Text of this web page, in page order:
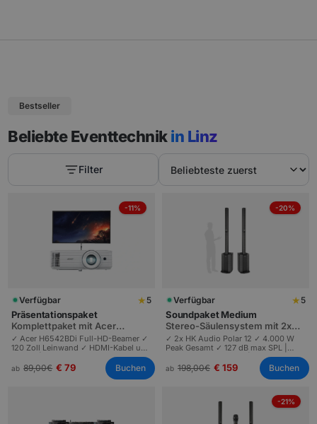
Bestseller
Beliebte Eventtechnikin Linz
Filter
-11%
Verfügbar ★ 5
Präsentationspaket
Komplettpaket mit Acer
Beamer plus 120 Zoll Leinwand
✓ Acer H6542BDi Full-HD-Beamer ✓
120 Zoll Leinwand ✓ HDMI-Kabel und
Präsentationslösung | Konferenzen
10 bis 100 Personen.
ab 89,00€ € 79 Buchen
-20%
Verfügbar ★ 5
Soundpaket Medium
Stereo-Säulensystem mit 2x
HK Polar 12, 4.000 W Peak
✓ 2x HK Audio Polar 12 ✓ 4.000 W
Peak Gesamt ✓ 127 dB max SPL |
Stereo-Säulensystem | Hochzeiten
und Live-Auftritte bis 160 Personen.
ab 198,00€ € 159 Buchen
-21%